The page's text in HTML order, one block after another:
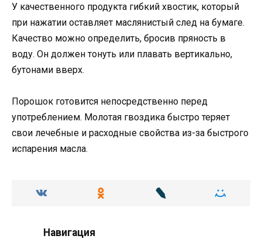
У качественного продукта гибкий хвостик, который
при нажатии оставляет маслянистый след на бумаге.
Качество можно определить, бросив пряность в
воду. Он должен тонуть или плавать вертикально,
бутонами вверх.
Порошок готовится непосредственно перед
употреблением. Молотая гвоздика быстро теряет
свои лечебные и расходные свойства из-за быстрого
испарения масла.
Навигация